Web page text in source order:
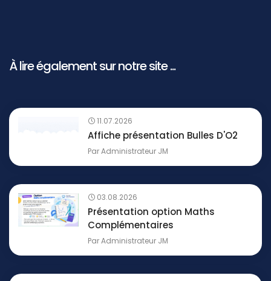
À lire également sur notre site ...
11.07.2026
Affiche présentation Bulles D'O2
ParAdministrateur JM
03.08.2026
Présentation option Maths
Complémentaires
ParAdministrateur JM